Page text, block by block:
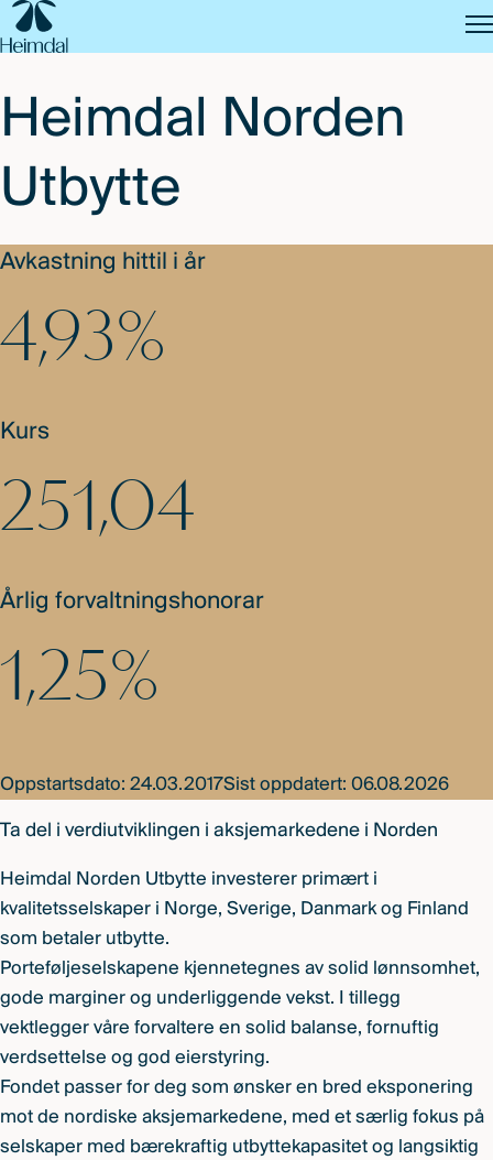
SKIP
TO
MAIN
Heimdal Norden
Utbytte
Ta del i verdiutviklingen i aksjemarkedene i Norden
Heimdal Norden Utbytte investerer primært i
kvalitetsselskaper i Norge, Sverige, Danmark og Finland
som betaler utbytte.
Porteføljeselskapene kjennetegnes av solid lønnsomhet,
gode marginer og underliggende vekst. I tillegg
vektlegger våre forvaltere en solid balanse, fornuftig
verdsettelse og god eierstyring.
Fondet passer for deg som ønsker en bred eksponering
mot de nordiske aksjemarkedene, med et særlig fokus på
selskaper med bærekraftig utbyttekapasitet og langsiktig
Avkastning hittil i år
4,93%
Kurs
251,04
Årlig forvaltningshonorar
1,25%
Oppstartsdato: 24.03.2017Sist oppdatert: 06.08.2026